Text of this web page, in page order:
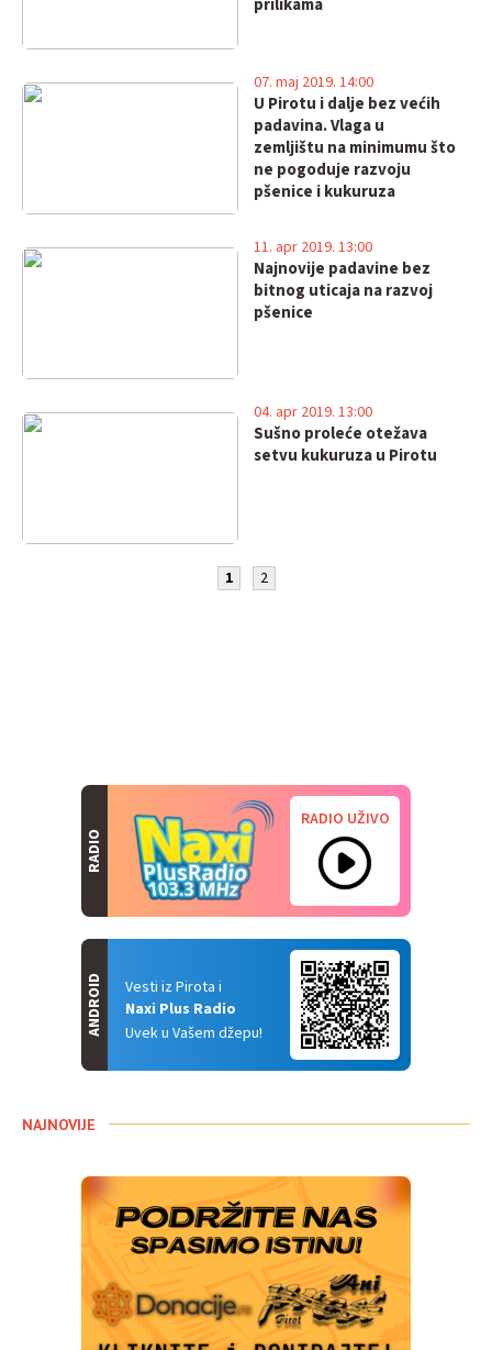
prilikama
U Pirotu i dalje bez većih
padavina. Vlaga u
zemljištu na minimumu što
ne pogoduje razvoju
pšenice i kukuruza
07. maj 2019. 14:00
Najnovije padavine bez
bitnog uticaja na razvoj
pšenice
11. apr 2019. 13:00
Sušno proleće otežava
setvu kukuruza u Pirotu
04. apr 2019. 13:00
1 2
RADIO
RADIO UŽIVO
Vesti iz Pirota i
Naxi Plus Radio
Uvek u Vašem džepu!
ANDROID
NAJNOVIJE